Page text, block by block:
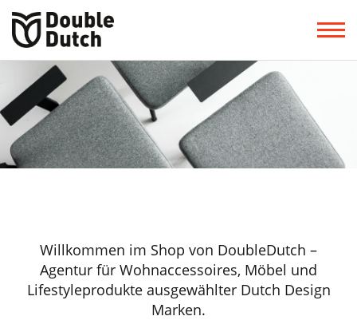
Willkommen im Shop von DoubleDutch –
Agentur für Wohnaccessoires, Möbel und
Lifestyleprodukte ausgewählter Dutch Design
Marken.